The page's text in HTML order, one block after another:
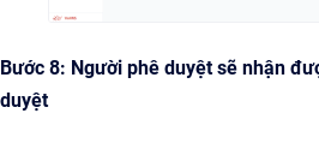
Bước 8: Người phê duyệt sẽ nhận
duyệt